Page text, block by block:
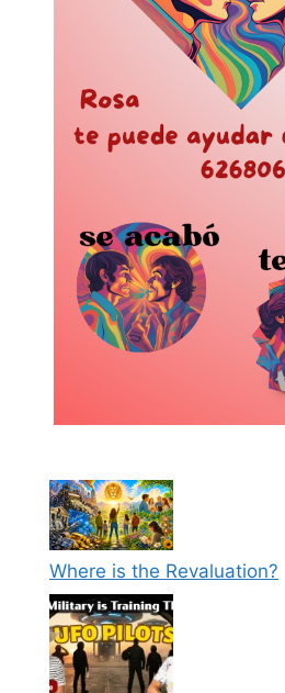
Where is the Revaluation?